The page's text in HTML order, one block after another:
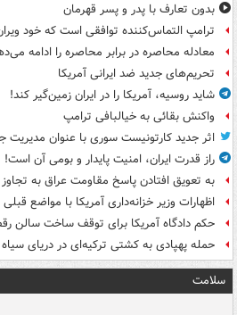
بدون تعارف با پدر و پسر قهرمان
ترامپ التماس‌کننده توافقی است که خود
معادله محاصره در برابر محاصره را ادامه
تحریم‌های جدید ضد ایرانی آمریکا
شاید روسیه، آمریکا را در ایران زمین‌گیر کند!
واکنش بقائی به خیالبافی ترامپ
اثر جدید کارتونیست سوری با عنوان مدیریت
راز قدرت ایران، امنیت پایدار و بومی آن است!
به تعویق افتادن پاسخ مقاومت عراق به
اظهارات وزیر خزانه‌داری آمریکا با مواضع
حکم دادگاه آمریکا برای توقف ساخت سالن
حمله پهپادی به کشتی ترکیه‌ای در دریای سیاه
سلامت